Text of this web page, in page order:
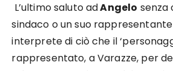
L’ultimo saluto adAngelo senza
sindaco o un suo
interprete di ciò che il
rappresentato, a Varazze, per